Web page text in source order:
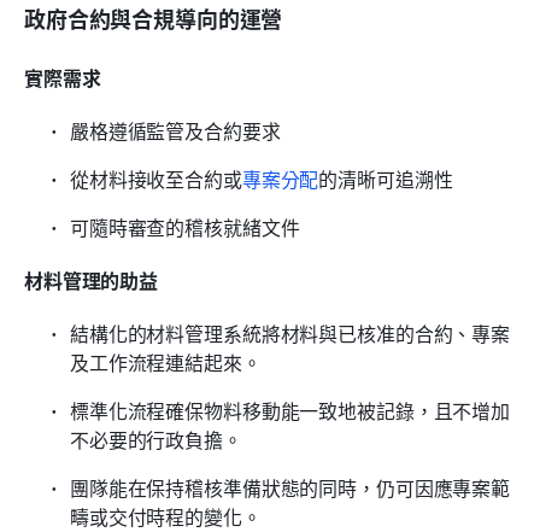
政府合約與合規導向的運營
實際需求
嚴格遵循監管及合約要求
從材料接收至合約或專案分配的清晰可追溯性
可隨時審查的稽核就緒文件
材料管理的助益
結構化的材料管理系統將材料與已核准的合約、專案
及工作流程連結起來。
標準化流程確保物料移動能一致地被記錄，且不增加
不必要的行政負擔。
團隊能在保持稽核準備狀態的同時，仍可因應專案範
疇或交付時程的變化。